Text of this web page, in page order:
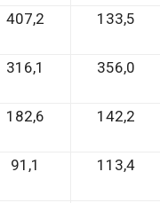
407,2 133,5
316,1 356,0
182,6 142,2
91,1 113,4